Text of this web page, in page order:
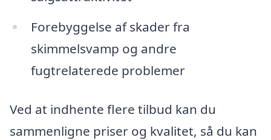
Forebyggelse af skader fra
skimmelsvamp og andre
fugtrelaterede problemer
Ved at indhente flere tilbud kan du
sammenligne priser og kvalitet, så du kan